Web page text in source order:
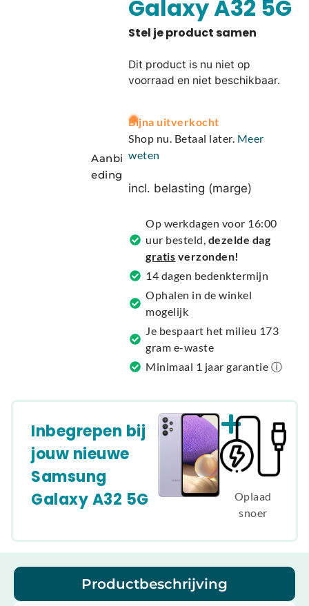
Aanbi
eding
Galaxy A32 5G
Dit product is nu niet op
voorraad en niet beschikbaar.
A
l
t
r
t
v
e
:
Bijna uitverkocht
Shop nu. Betaal later. Meer
weten
incl. belasting (marge)
Op werkdagen voor 16:00
uur besteld, dezelde dag
gratis verzonden!
14 dagen bedenktermijn
Ophalen in de winkel
mogelijk
Je bespaart het milieu 173
gram e-waste
Minimaal 1 jaar garantie ⓘ
Inbegrepen bij
jouw nieuwe
Samsung
Galaxy A32 5G
Oplaad
snoer
Productbeschrijving